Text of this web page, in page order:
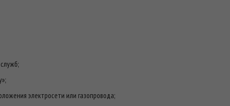
электросети или газопровода;